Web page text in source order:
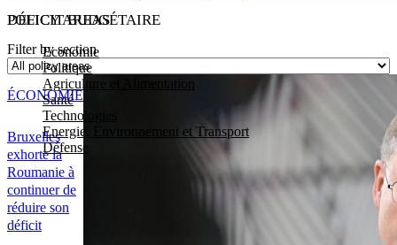
POLICY AREAS
Economie
Politique
Agriculture et Alimentation
Santé
Technologies
Energie, Environnement et Transport
Défense
DÉFICIT BUDGÉTAIRE
Filter by section
Bruxelles
exhorte la
Roumanie à
continuer de
réduire son
déficit
ÉCONOMIE